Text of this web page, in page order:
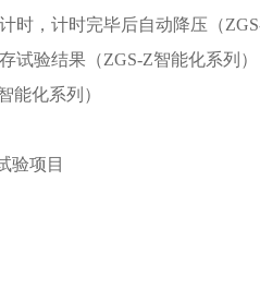
时，计时完毕后自动降压（
试验结果（ZGS-Z智能化系列）
能化系列）
验项目